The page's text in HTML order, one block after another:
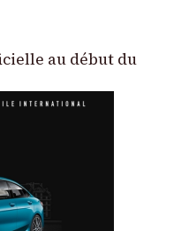
au début du